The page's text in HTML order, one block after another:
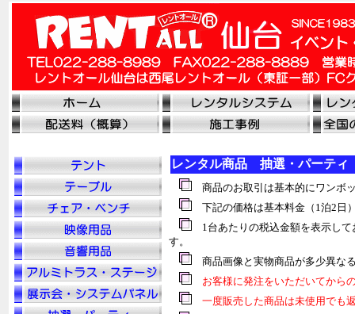
レンタル商品 抽選・パーティ
商品のお取引は基本的にワンボ
下記の価格は基本料金（1泊2日
1台あたりの税込金額を表示して
す。
商品画像と実物商品が多少異な
お客様に発注をいただいてから
一度販売した商品は未使用でも